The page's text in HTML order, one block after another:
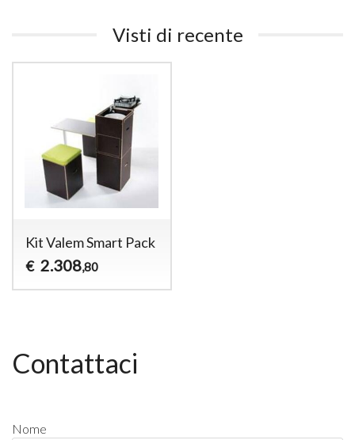
Visti di recente
Kit Valem Smart Pack
€ 2.308,80
Contattaci
Nome